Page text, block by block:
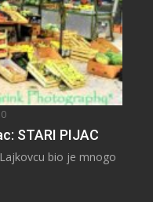
0
STARI PIJAC
bio je mnogo